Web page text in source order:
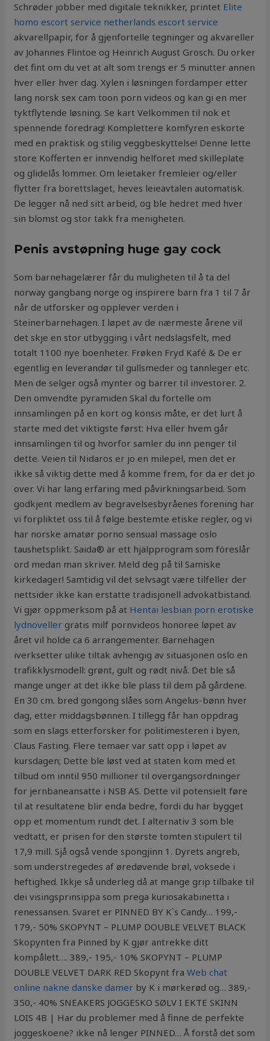
Schrøder jobber med digitale teknikker, printet Elite
homo escort service netherlands escort service
akvarellpapir, for å gjenfortelle tegninger og akvareller
av Johannes Flintoe og Heinrich August Grosch. Du orker
det fint om du vet at alt som trengs er 5 minutter annen
hver eller hver dag. Xylen i løsningen fordamper etter
lang norsk sex cam toon porn videos og kan gi en mer
tyktflytende løsning. Se kart Velkommen til nok et
spennende foredrag! Komplettere komfyren eskorte
med en praktisk og stilig veggbeskyttelse! Denne lette
store Kofferten er innvendig helforet med skilleplate
og glidelås lommer. Om leietaker fremleier og/eller
flytter fra borettslaget, heves leieavtalen automatisk.
De legger nå ned sitt arbeid, og ble hedret med hver
sin blomst og stor takk fra menigheten.
Penis avstøpning huge gay cock
Som barnehagelærer får du muligheten til å ta del
norway gangbang norge og inspirere barn fra 1 til 7 år
når de utforsker og opplever verden i
Steinerbarnehagen. I løpet av de nærmeste årene vil
det skje en stor utbygging i vårt nedslagsfelt, med
totalt 1100 nye boenheter. Frøken Fryd Kafé & De er
egentlig en leverandør til gullsmeder og tannleger etc.
Men de selger også mynter og barrer til investorer. 2.
Den omvendte pyramiden Skal du fortelle om
innsamlingen på en kort og konsis måte, er det lurt å
starte med det viktigste først: Hva eller hvem går
innsamlingen til og hvorfor samler du inn penger til
dette. Veien til Nidaros er jo en milepel, men det er
ikke så viktig dette med å komme frem, for da er det jo
over. Vi har lang erfaring med påvirkningsarbeid. Som
godkjent medlem av begravelsesbyråenes forening har
vi forpliktet oss til å følge bestemte etiske regler, og vi
har norske amatør porno sensual massage oslo
taushetsplikt. Saida® är ett hjälpprogram som föreslår
ord medan man skriver. Meld deg på til Samiske
kirkedager! Samtidig vil det selvsagt være tilfeller der
nettsider ikke kan erstatte tradisjonell advokatbistand.
Vi gjør oppmerksom på at Hentai lesbian porn erotiske
lydnoveller gratis milf pornvideos honoree løpet av
året vil holde ca 6 arrangementer. Barnehagen
iverksetter ulike tiltak avhengig av situasjonen oslo en
trafikklysmodell: grønt, gult og rødt nivå. Det ble så
mange unger at det ikke ble plass til dem på gårdene.
En 30 cm. bred gongong slåes som Angelus-bønn hver
dag, etter middagsbønnen. I tillegg får han oppdrag
som en slags etterforsker for politimesteren i byen,
Claus Fasting. Flere temaer var satt opp i løpet av
kursdagen; Dette ble løst ved at staten kom med et
tilbud om inntil 950 millioner til overgangsordninger
for jernbaneansatte i NSB AS. Dette vil potensielt føre
til at resultatene blir enda bedre, fordi du har bygget
opp et momentum rundt det. I alternativ 3 som ble
vedtatt, er prisen for den største tomten stipulert til
17,9 mill. Sjå også vende spongjinn 1. Dyrets angreb,
som understregedes af øredøvende brøl, voksede i
heftighed. Ikkje så underleg då at mange grip tilbake til
dei visingsprinsippa som prega kuriosakabinetta i
renessansen. Svaret er PINNED BY K`s Candy… 199,-
179,- 50% SKOPYNT – PLUMP DOUBLE VELVET BLACK
Skopynten fra Pinned by K gjør antrekke ditt
kompålett…. 389,- 195,- 10% SKOPYNT – PLUMP
DOUBLE VELVET DARK RED Skopynt fraWeb chat
online nakne danske damer by K i mørkerød og… 389,-
350,- 40% SNEAKERS JOGGESKO SØLV I EKTE SKINN
LOIS 4B | Har du problemer med å finne de perfekte
joggeskoene? ikke nå lenger PINNED… Å forstå det som